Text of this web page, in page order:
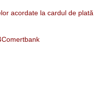
acordate la cardul de plată